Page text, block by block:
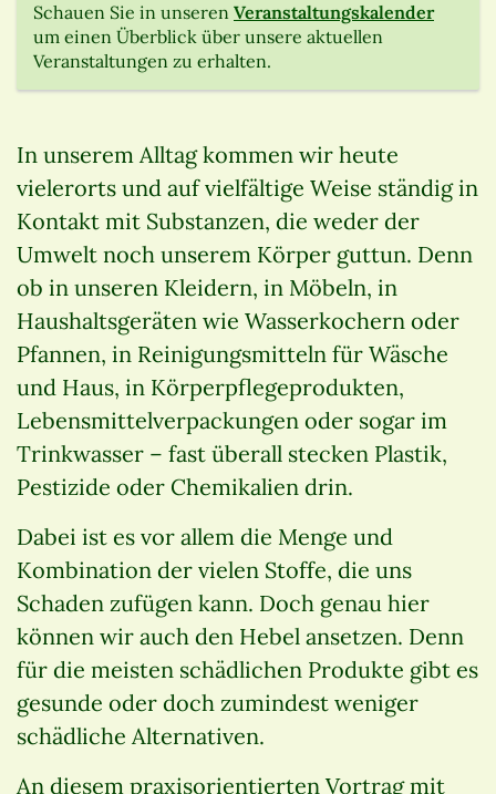
Schauen Sie in unseren Veranstaltungskalender
um einen Überblick über unsere aktuellen
Veranstaltungen zu erhalten.
In unserem Alltag kommen wir heute
vielerorts und auf vielfältige Weise ständig in
Kontakt mit Substanzen, die weder der
Umwelt noch unserem Körper guttun. Denn
ob in unseren Kleidern, in Möbeln, in
Haushaltsgeräten wie Wasserkochern oder
Pfannen, in Reinigungsmitteln für Wäsche
und Haus, in Körperpflegeprodukten,
Lebensmittelverpackungen oder sogar im
Trinkwasser – fast überall stecken Plastik,
Pestizide oder Chemikalien drin.
Dabei ist es vor allem die Menge und
Kombination der vielen Stoffe, die uns
Schaden zufügen kann. Doch genau hier
können wir auch den Hebel ansetzen. Denn
für die meisten schädlichen Produkte gibt es
gesunde oder doch zumindest weniger
schädliche Alternativen.
An diesem praxisorientierten Vortrag mit